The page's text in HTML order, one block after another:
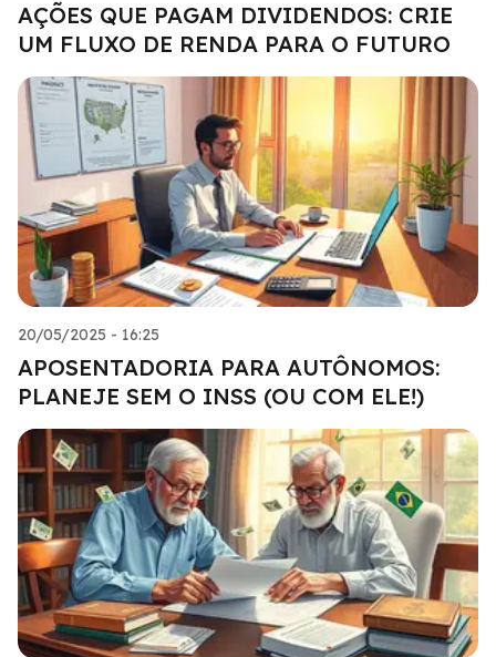
AÇÕES QUE PAGAM DIVIDENDOS: CRIE
UM FLUXO DE RENDA PARA O FUTURO
20/05/2025 - 16:25
APOSENTADORIA PARA AUTÔNOMOS:
PLANEJE SEM O INSS (OU COM ELE!)